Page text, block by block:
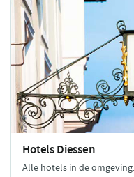
HotelsDiessen
Alle hotels in de omgeving.